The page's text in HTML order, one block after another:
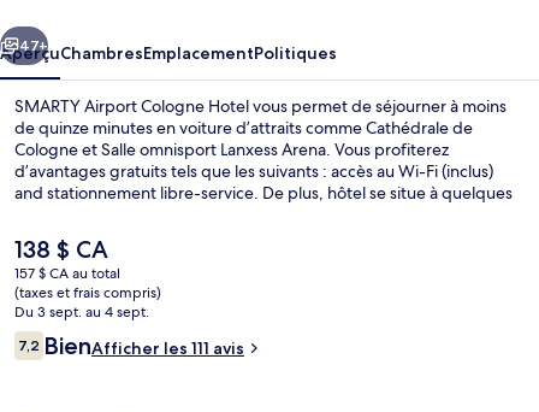
Hotel
Suivant
47+
AperçuChambresEmplacementPolitiques
SMARTY Airport Cologne Hotel vous permet de séjourner à moins
de quinze minutes en voiture d’attraits comme Cathédrale de
Cologne et Salle omnisport Lanxess Arena. Vous profiterez
d’avantages gratuits tels que les suivants : accès au Wi-Fi (inclus)
and stationnement libre-service. De plus, hôtel se situe à quelques
Le
prix
actuel
est
de 138 $ CA
138 $ CA
157 $ CA au total
(taxes et frais compris)
Du 3 sept. au 4 sept.
Avis
7,27,2 sur 10 –
BienAfficher les 111 avis